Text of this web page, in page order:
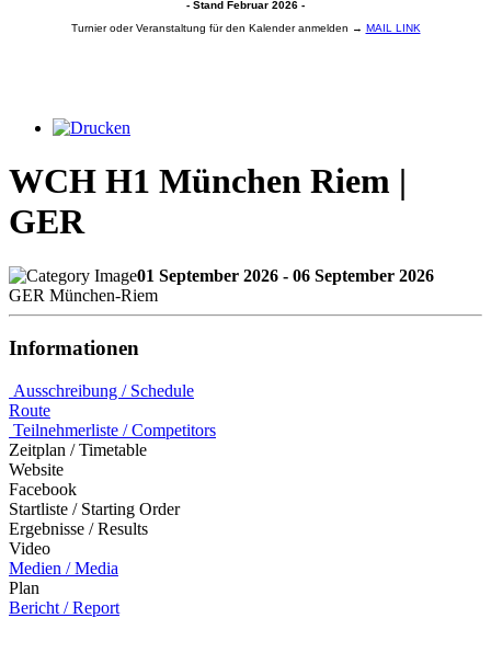
- Stand Februar 2026 -
Turnier oder Veranstaltung für den Kalender anmelden → MAIL LINK
WCH H1 München Riem |
GER
01 September 2026 - 06 September 2026
GER München-Riem
Informationen
Ausschreibung / Schedule
Route
Teilnehmerliste / Competitors
Zeitplan / Timetable
Website
Facebook
Startliste / Starting Order
Ergebnisse / Results
Video
Medien / Media
Plan
Bericht / Report